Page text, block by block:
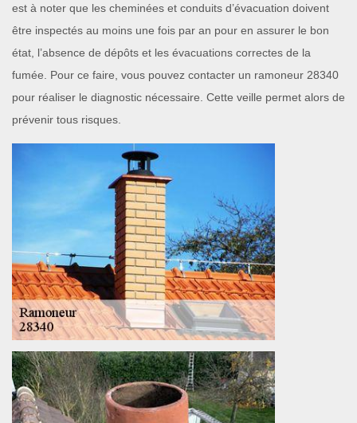
est à noter que les cheminées et conduits d’évacuation doivent
être inspectés au moins une fois par an pour en assurer le bon
état, l’absence de dépôts et les évacuations correctes de la
fumée. Pour ce faire, vous pouvez contacter un ramoneur 28340
pour réaliser le diagnostic nécessaire. Cette veille permet alors de
prévenir tous risques.